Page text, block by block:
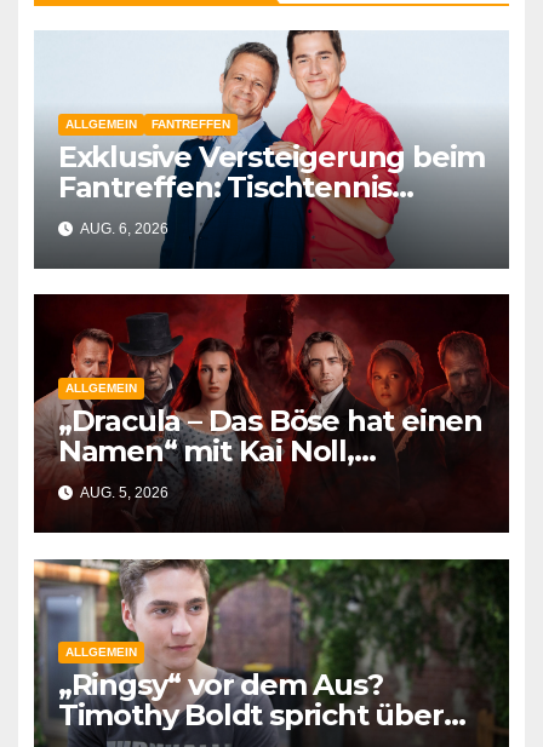
ALLGEMEIN FANTREFFEN
Exklusive Versteigerung beim
Fantreffen: Tischtennis
spielen mit Jens Hajek und
Timothy Boldt für den guten
Zweck
AUG. 6, 2026
ALLGEMEIN
„Dracula – Das Böse hat einen
Namen“ mit Kai Noll,
Jonathan Elias Weiske und
Dustin Semmelrogge
AUG. 5, 2026
ALLGEMEIN
„Ringsy“ vor dem Aus?
Timothy Boldt spricht über